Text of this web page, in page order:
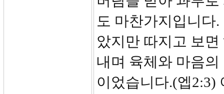
도 마찬가지입니다
았지만 따지고 보
내며 육체와 마음
이었습니다.(엡2:3)